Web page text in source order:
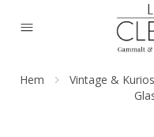
Hem Vintage &